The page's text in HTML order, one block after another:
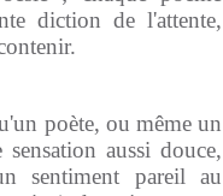
diction de l'attente,
poète, ou même un
aussi douce,
sentiment pareil au